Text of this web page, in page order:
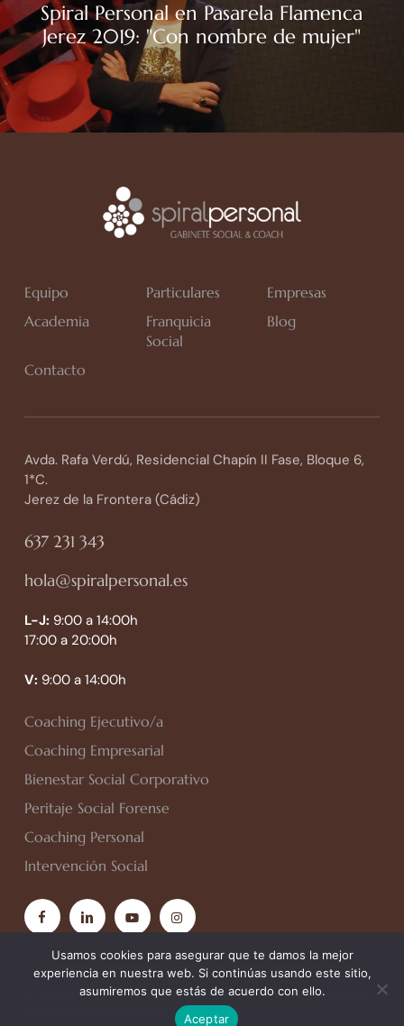
Spiral Personal en Pasarela Flamenca
Jerez 2019: "Con nombre de mujer"
Equipo Particulares
Empresas
Academia
Franquicia
Social
Blog
Contacto
Avda. Rafa Verdú, Residencial Chapín II Fase, Bloque 6,
1*C.
Jerez de la Frontera (Cádiz)
637 231 343
hola@spiralpersonal.es
L-J: 9:00 a 14:00h
17:00 a 20:00h
V: 9:00 a 14:00h
Coaching Ejecutivo/a
Coaching Empresarial
Bienestar Social Corporativo
Peritaje Social Forense
Coaching Personal
Intervención Social
facebooklinkedinyoutubeinstagram
© 2026 Spiral Personal. Todos los derechos reservados.Aviso Legal
Política de Cookies
Usamos cookies para asegurar que te damos la mejor
experiencia en nuestra web. Si continúas usando este sitio,
asumiremos que estás de acuerdo con ello.
Aceptar